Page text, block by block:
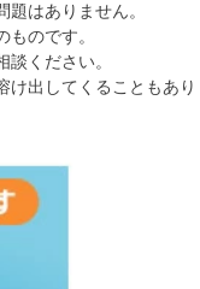
はありません。
のです。
ください。
け出してくることもあり